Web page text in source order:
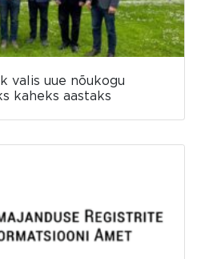
valis uue nõukogu
kaheks aastaks